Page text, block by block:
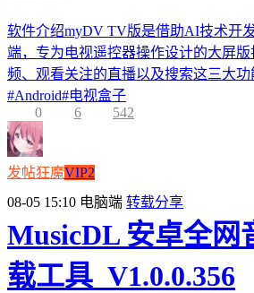
软件介绍myDV TV版是借助AI技术开
端，专为电视遥控器操作设计的大屏
频、观看关注的直播以及搜索这三大功
#Android#电视盒子
0
6 542
发帖狂魔VIP2
08-05 15:10 电脑端 转载分享
MusicDL 安卓全网
载工具_V1.0.0.356